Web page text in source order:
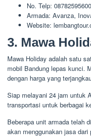
No. Telp:
Armada: Avanza,
Website:
3. Mawa
Mawa Holiday adalah satu
mobil Bandung lepas kunci.
dengan harga yang
Siap melayani 24 jam untuk
transportasi untuk berbagai
Beberapa unit armada telah
akan menggunakan jasa